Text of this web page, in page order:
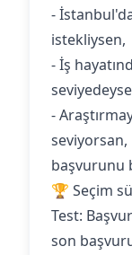
-
istekliysen,
- İş
-
seviyorsan,
başvurunu
🏆 Seçim
Test:
son